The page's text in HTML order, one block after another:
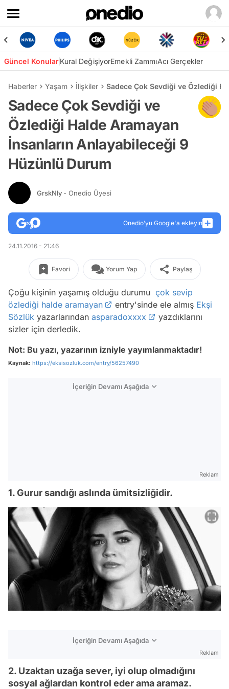
Güncel KonularKural DeğişiyorEmekli ZammıAcı Gerçekler
Haberler Yaşam İlişkiler Sadece Çok Sevdiği ve Özlediği
Sadece Çok Sevdiği ve
Özlediği Halde Aramayan
İnsanların Anlayabileceği 9
Hüzünlü Durum
GrskNly - Onedio Üyesi
Onedio’yu Google'a ekleyin
24.11.2016 - 21:46
Favori Yorum Yap Paylaş
Çoğu kişinin yaşamış olduğu durumu çok sevip
özlediği halde aramayan
entry'sinde ele almış Ekşi
Sözlük yazarlarından asparadoxxxx
yazdıklarını
sizler için derledik.
Not: Bu yazı, yazarının izniyle yayımlanmaktadır!
Kaynak: https://eksisozluk.com/entry/56257490
İçeriğin Devamı Aşağıda
Reklam
1. Gurur sandığı aslında ümitsizliğidir.
İçeriğin Devamı Aşağıda
Reklam
2. Uzaktan uzağa sever, iyi olup olmadığını
sosyal ağlardan kontrol eder ama aramaz.